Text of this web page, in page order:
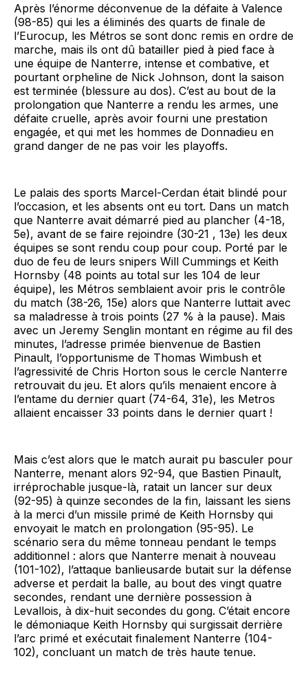
Après l’énorme déconvenue de la défaite à Valence
(98-85) qui les a éliminés des quarts de finale de
l’Eurocup, les Métros se sont donc remis en ordre de
marche, mais ils ont dû batailler pied à pied face à
une équipe de Nanterre, intense et combative, et
pourtant orpheline de Nick Johnson, dont la saison
est terminée (blessure au dos). C’est au bout de la
prolongation que Nanterre a rendu les armes, une
défaite cruelle, après avoir fourni une prestation
engagée, et qui met les hommes de Donnadieu en
grand danger de ne pas voir les playoffs.
Le palais des sports Marcel-Cerdan était blindé pour
l’occasion, et les absents ont eu tort. Dans un match
que Nanterre avait démarré pied au plancher (4-18,
5e), avant de se faire rejoindre (30-21 , 13e) les deux
équipes se sont rendu coup pour coup. Porté par le
duo de feu de leurs snipers Will Cummings et Keith
Hornsby (48 points au total sur les 104 de leur
équipe), les Métros semblaient avoir pris le contrôle
du match (38-26, 15e) alors que Nanterre luttait avec
sa maladresse à trois points (27 % à la pause). Mais
avec un Jeremy Senglin montant en régime au fil des
minutes, l’adresse primée bienvenue de Bastien
Pinault, l’opportunisme de Thomas Wimbush et
l’agressivité de Chris Horton sous le cercle Nanterre
retrouvait du jeu. Et alors qu’ils menaient encore à
l’entame du dernier quart (74-64, 31e), les Metros
allaient encaisser 33 points dans le dernier quart !
Mais c’est alors que le match aurait pu basculer pour
Nanterre, menant alors 92-94, que Bastien Pinault,
irréprochable jusque-là, ratait un lancer sur deux
(92-95) à quinze secondes de la fin, laissant les siens
à la merci d’un missile primé de Keith Hornsby qui
envoyait le match en prolongation (95-95). Le
scénario sera du même tonneau pendant le temps
additionnel : alors que Nanterre menait à nouveau
(101-102), l’attaque banlieusarde butait sur la défense
adverse et perdait la balle, au bout des vingt quatre
secondes, rendant une dernière possession à
Levallois, à dix-huit secondes du gong. C’était encore
le démoniaque Keith Hornsby qui surgissait derrière
l’arc primé et exécutait finalement Nanterre (104-
102), concluant un match de très haute tenue.